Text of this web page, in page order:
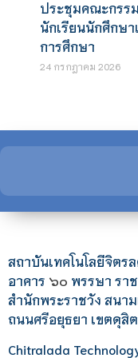
ประชุมคณะกรร
นักเรียนนักศึกษ
การศึกษา
24 กรกฎาคม 2026
สถาบันเทคโนโลยีจิตร
อาคาร ๖๐ พรรษา รา
สำนักพระราชวัง สนา
ถนนศรีอยุธยา เขตดุสิ
Chitralada